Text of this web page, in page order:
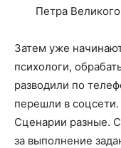
Петра
Затем уже
психологи,
разводили по
перешли в
Сценарии разные.
за выполнение